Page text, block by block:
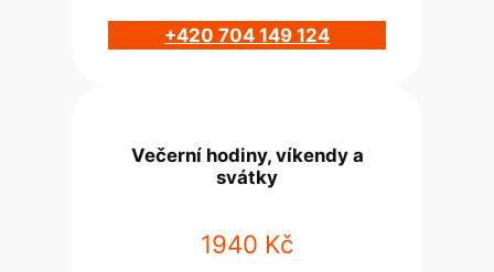
+420 704 149 124
Večerní hodiny, víkendy a
svátky
1940 Kč